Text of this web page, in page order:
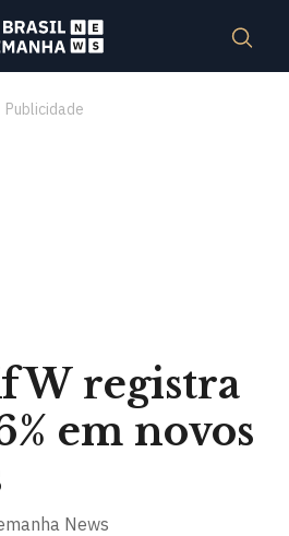
Publicidade
registra
em novos
News